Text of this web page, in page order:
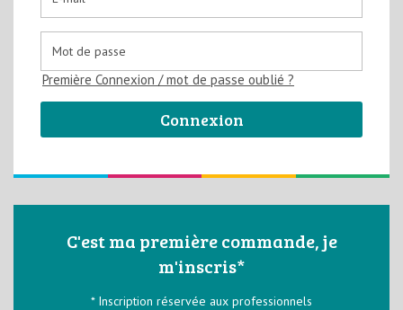
Première Connexion / mot de passe oublié ?
C'est ma première commande, je
m'inscris*
* Inscription réservée aux professionnels